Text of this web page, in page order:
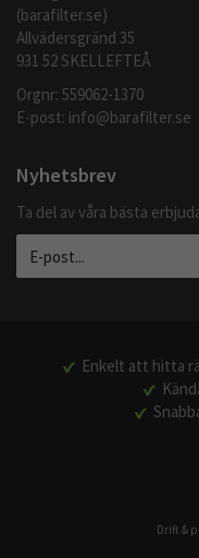
(barafilter.se)
Allvädersgränd 35
931 52 SKELLEFTEÅ
Orgnr: 559062-1370
E-post: info@barafilter.se
Nyhetsbrev
Ta del av våra bästa
Enkelt att hitta
Drift &